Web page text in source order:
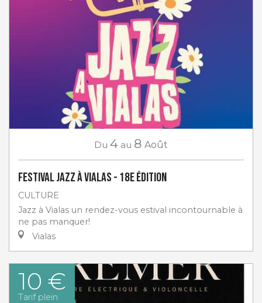
Du 4 au 8 Août
Festival Jazz à Vialas - 18e Édition
CULTURE
Jazz à Vialas un rendez-vous estival incontournable à
ne pas manquer!
Vialas
10 €
Tarif plein